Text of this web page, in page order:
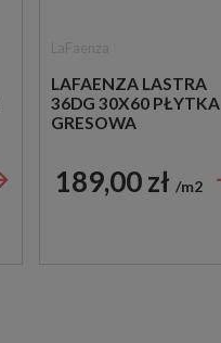
LAFAENZA LASTRA
36DG 30X60 PŁYTKA
GRESOWA
189,00 zł m2